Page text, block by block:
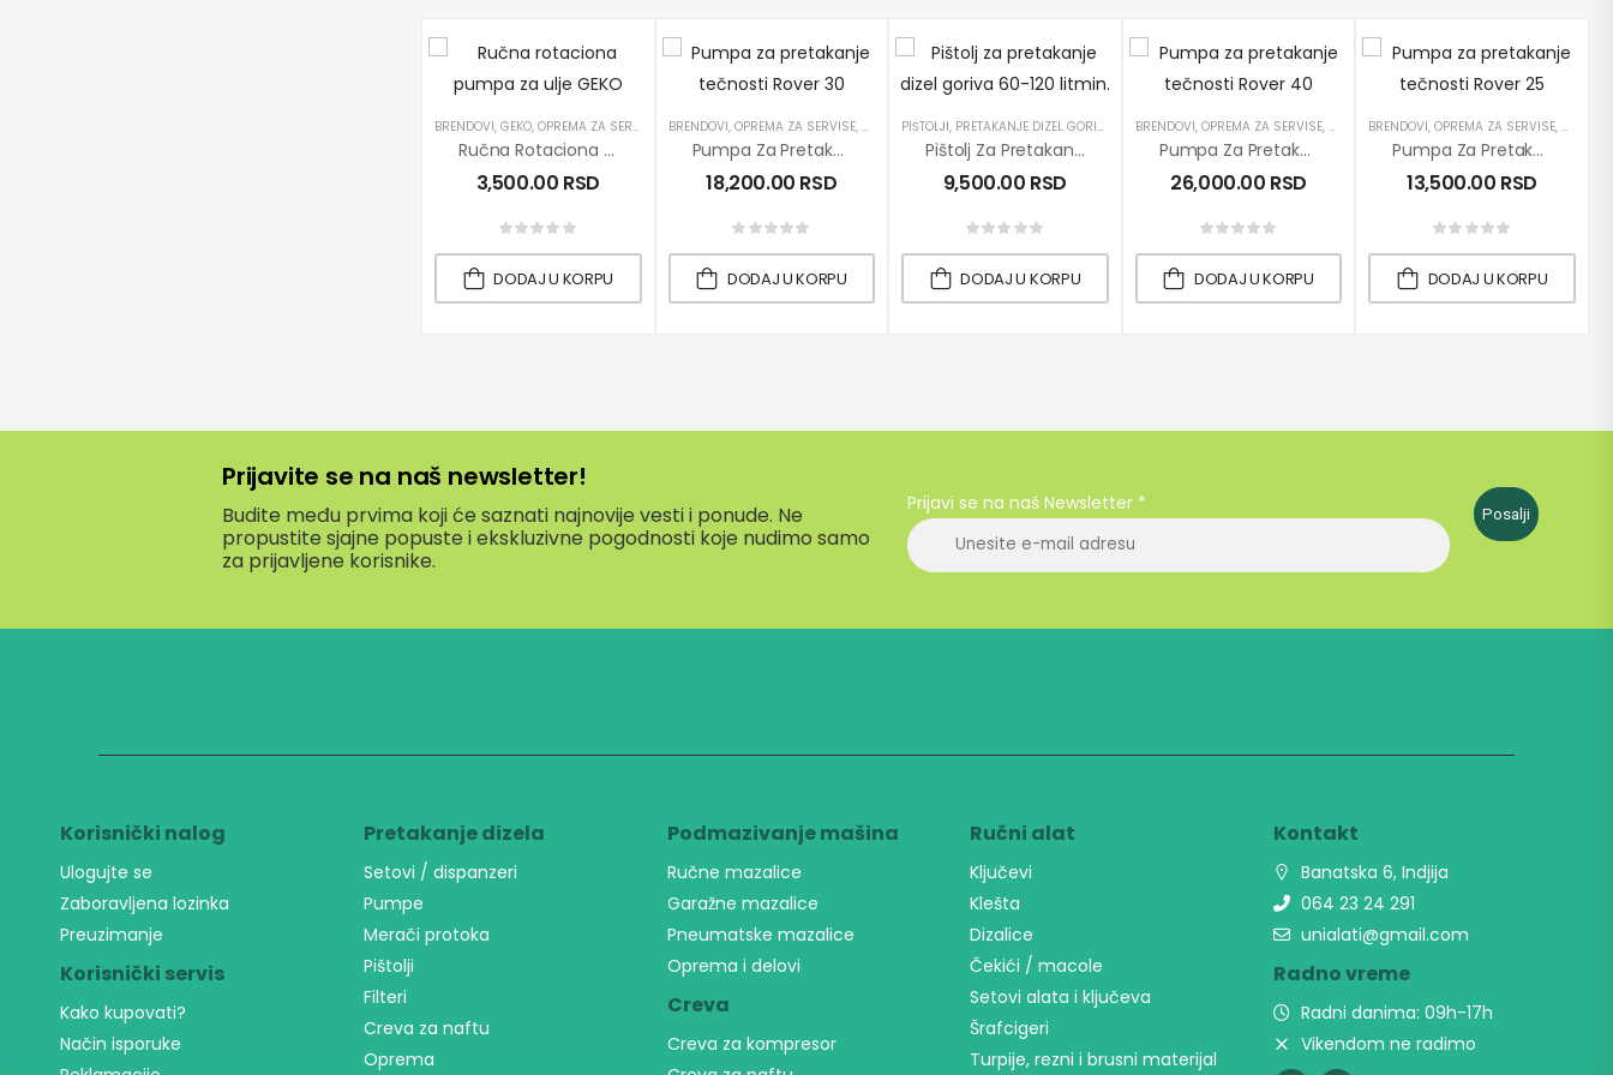
BRENDOVI, GEKO, OPREMA ZA SERVISE PRETAKANJE DIZEL GORIVA,PRETAKANJE ULJA,PROIZVODI,PUMPE
Ručna Rotaciona Pumpa Za Ulje GEKO
3,500.00 RSD
DODAJ U KORPU
BRENDOVI, OPREMA ZA SERVISE, PRETAKANJE DIZEL GORIVA,PROIZVODI,PUMPE ,ROVER
Pumpa Za Pretakanje Tečnosti Rover 30
18,200.00 RSD
DODAJ U KORPU
PIŠTOLJI, PRETAKANJE DIZEL GORIVA PROIZVODI
Pištolj Za Pretakanje Dizel Goriva 60-120 Lit/min.
9,500.00 RSD
DODAJ U KORPU
BRENDOVI, OPREMA ZA SERVISE, PRETAKANJE DIZEL GORIVA ,PRETAKANJE ULJA
Pumpa Za Pretakanje Tečnosti Rover 40
26,000.00 RSD
DODAJ U KORPU
BRENDOVI,OPREMA ZA SERVISE,
Pumpa Za Pretakanje Tečnosti Rover 25
13,500.00 RSD
DODAJ U KORPU
Prijavite se na naš newsletter!
Budite među prvima koji će saznati najnovije vesti i ponude. Ne
propustite sjajne popuste i ekskluzivne pogodnosti koje nudimo samo
za prijavljene korisnike.
Prijavi se na naš Newsletter * Posalji
Korisnički nalog
Ulogujte se
Zaboravljena lozinka
Preuzimanje
Korisnički servis
Kako kupovati?
Način isporuke
Pretakanje dizela
Setovi / dispanzeri
Pumpe
Merači protoka
Pištolji
Filteri
Creva za naftu
Oprema
Podmazivanje mašina
Ručne mazalice
Garažne mazalice
Pneumatske mazalice
Oprema i delovi
Creva
Creva za kompresor
Ručni alat
Ključevi
Klešta
Dizalice
Čekići / macole
Setovi alata i ključeva
Šrafcigeri
Turpije, rezni i brusni materijal
Kontakt
Banatska 6, Indjija
064 23 24 291
unialati@gmail.com
Radno vreme
Radni danima: 09h-17h
Vikendom ne radimo